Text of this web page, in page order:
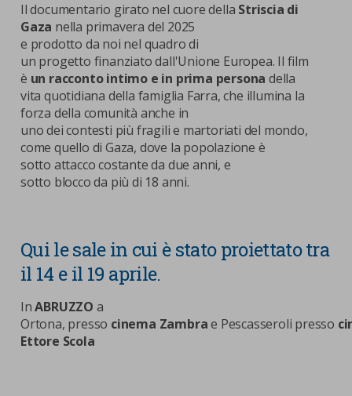
Il documentario girato nel cuore della Striscia di
Gaza nella primavera del 2025
e prodotto da noi nel quadro di
un progetto finanziato dall'Unione Europea. Il film
è un racconto intimo e in prima persona della
vita quotidiana della famiglia Farra, che illumina la
forza della comunità anche in
uno dei contesti più fragili e martoriati del mondo,
come quello di Gaza, dove la popolazione è
sotto attacco costante da due anni, e
sotto blocco da più di 18 anni.
Qui le sale in cui è stato proiettato tra
il 14 e il 19 aprile.
InABRUZZO a
Ortona, presso cinema Zambrae Pescasseroli presso
Ettore Scola